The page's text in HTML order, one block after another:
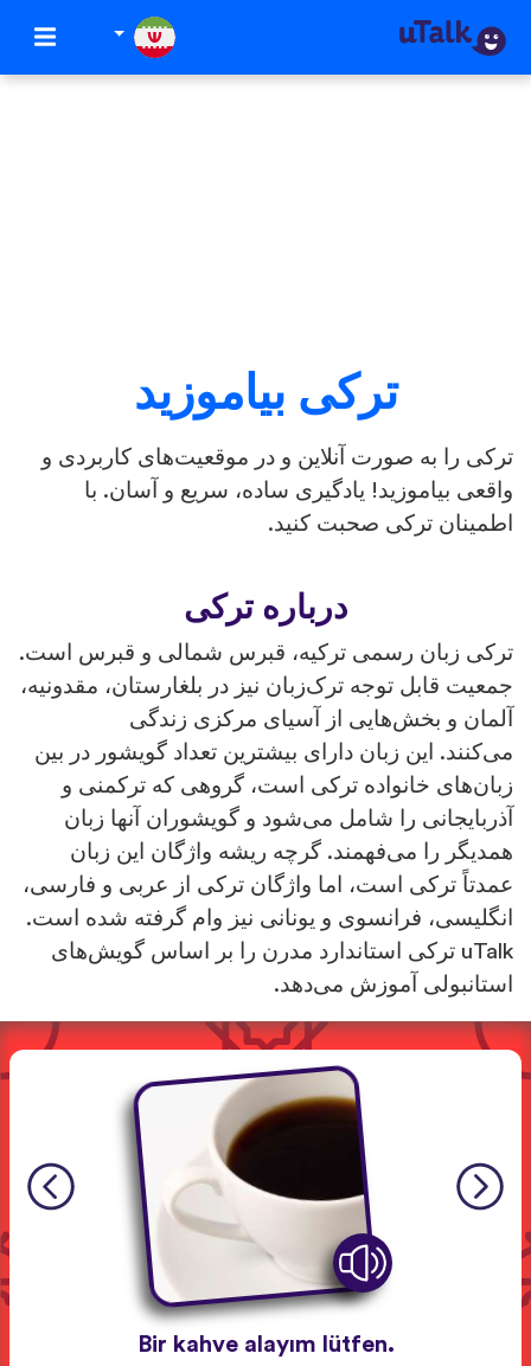
ترکی بیاموزید
ترکی را به صورت آنلاین و در موقعیت‌های کاربردی و
واقعی بیاموزید! یادگیری ساده، سریع و آسان. با
اطمینان ترکی صحبت کنید.
درباره ترکی
ترکی زبان رسمی ترکیه، قبرس شمالی و قبرس است.
جمعیت قابل توجه ترک‌زبان نیز در بلغارستان، مقدونیه،
آلمان و بخش‌هایی از آسیای مرکزی زندگی
می‌کنند. این زبان دارای بیشترین تعداد گویشور در بین
زبان‌های خانواده ترکی است، گروهی که ترکمنی و
آذربایجانی را شامل می‌شود و گویشوران آنها زبان
همدیگر را می‌فهمند. گرچه ریشه واژگان این زبان
عمدتاً ترکی است، اما واژگان ترکی از عربی و فارسی،
انگلیسی، فرانسوی و یونانی نیز وام گرفته شده است.
uTalk ترکی استاندارد مدرن را بر اساس گویش‌های
استانبولی آموزش می‌دهد.
Bir kahve alayım lütfen.